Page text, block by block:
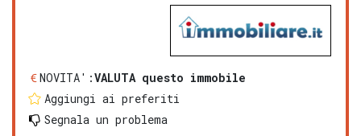
NOVITA':VALUTA questo immobile
Aggiungi ai preferiti
Segnala un problema